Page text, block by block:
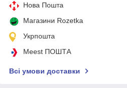
Нова Пошта
Магазини Rozetka
Укрпошта
Meest ПОШТА
Всі умови доставки